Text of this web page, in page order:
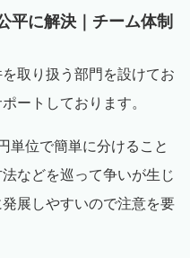
平に解決｜チーム体制
取り扱う部門を設けてお
ートしております。
単位で簡単に分けること
などを巡って争いが生じ
展しやすいので注意を要